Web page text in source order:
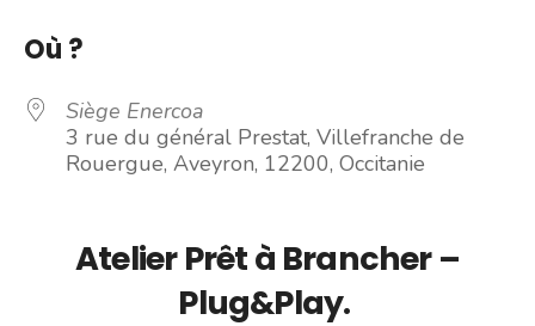
Où ?
Siège Enercoa
3 rue du général Prestat, Villefranche de
Rouergue, Aveyron, 12200, Occitanie
Atelier Prêt à Brancher –
Plug&Play.